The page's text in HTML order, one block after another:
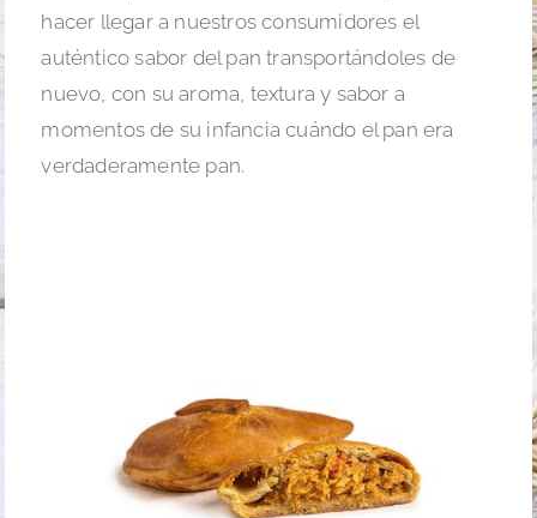
hacer llegar a nuestros consumidores el
auténtico sabor del pan transportándoles de
nuevo, con su aroma, textura y sabor a
momentos de su infancia cuándo el pan era
verdaderamente pan.